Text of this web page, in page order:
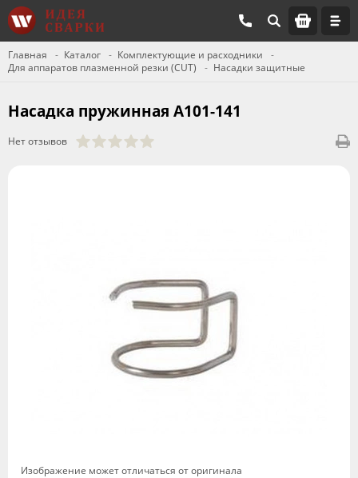
Главная Каталог
Комплектующие и расходники
Для аппаратов плазменной резки (CUT)
Насадки защитные
Насадка пружинная А101-141
Нет отзывов
Изображение может отличаться от оригинала